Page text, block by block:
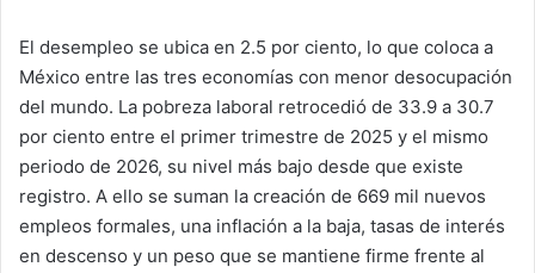
El desempleo se ubica en 2.5 por ciento, lo que coloca a
México entre las tres economías con menor desocupación
del mundo. La pobreza laboral retrocedió de 33.9 a 30.7
por ciento entre el primer trimestre de 2025 y el mismo
periodo de 2026, su nivel más bajo desde que existe
registro. A ello se suman la creación de 669 mil nuevos
empleos formales, una inflación a la baja, tasas de interés
en descenso y un peso que se mantiene firme frente al